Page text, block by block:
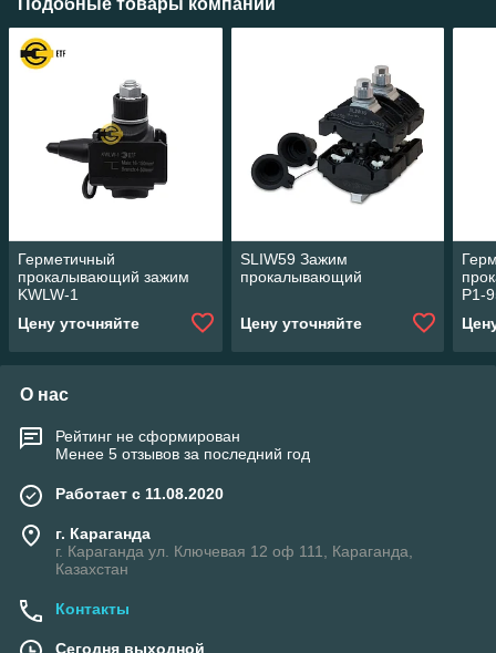
Герметичный
прокалывающий зажим
KWLW-1
Цену уточняйте
SLIW59 Зажим
прокалывающий
Цену уточняйте
P1-
О нас
Рейтинг не сформирован
Менее 5 отзывов за последний год
Работает с 11.08.2020
г. Караганда
г. Караганда ул. Ключевая 12 оф 111, Караганда,
Казахстан
Контакты
Сегодня выходной